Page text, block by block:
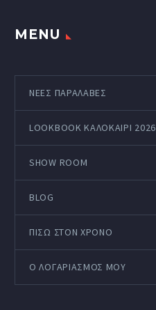
MENU
ΝΕΕΣ ΠΑΡΑΛΑΒΕΣ
LOOKBOOK ΚΑΛΟΚΑΊΡΙ 2026
SHOW ROOM
BLOG
ΠΙΣΩ ΣΤΟΝ ΧΡΟΝΟ
Ο ΛΟΓΑΡΙΑΣΜΌΣ ΜΟΥ